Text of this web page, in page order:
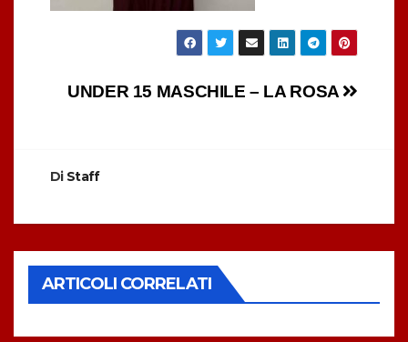
Navigazione
UNDER 15 MASCHILE – LA ROSA
Di Staff
ARTICOLI CORRELATI